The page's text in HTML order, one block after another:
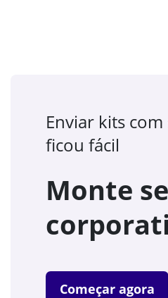
Enviar kits
ficou fácil
Monte
Começar agora